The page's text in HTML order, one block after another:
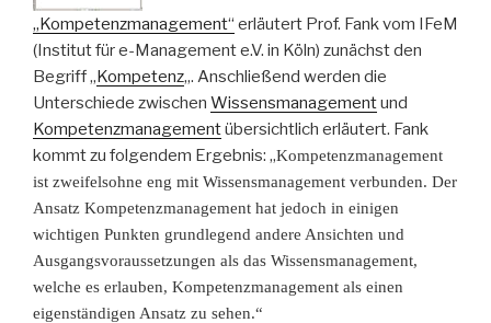
„Kompetenzmanagement“ erläutert Prof. Fank vom IFeM
(Institut für e-Management e.V. in Köln) zunächst den
Begriff „Kompetenz„. Anschließend werden die
Unterschiede zwischen Wissensmanagementund
Kompetenzmanagementübersichtlich erläutert. Fank
kommt zu folgendem Ergebnis: „Kompetenzmanagement
ist zweifelsohne eng mit Wissensmanagement verbunden. Der
Ansatz Kompetenzmanagement hat jedoch in einigen
wichtigen Punkten grundlegend andere Ansichten und
Ausgangsvoraussetzungen als das Wissensmanagement,
welche es erlauben, Kompetenzmanagement als einen
eigenständigen Ansatz zu sehen.“